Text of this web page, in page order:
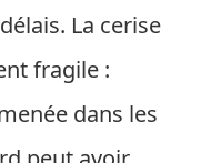
La cerise
fragile :
dans les